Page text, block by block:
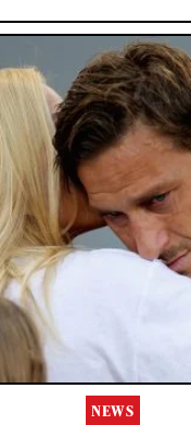
NEWS